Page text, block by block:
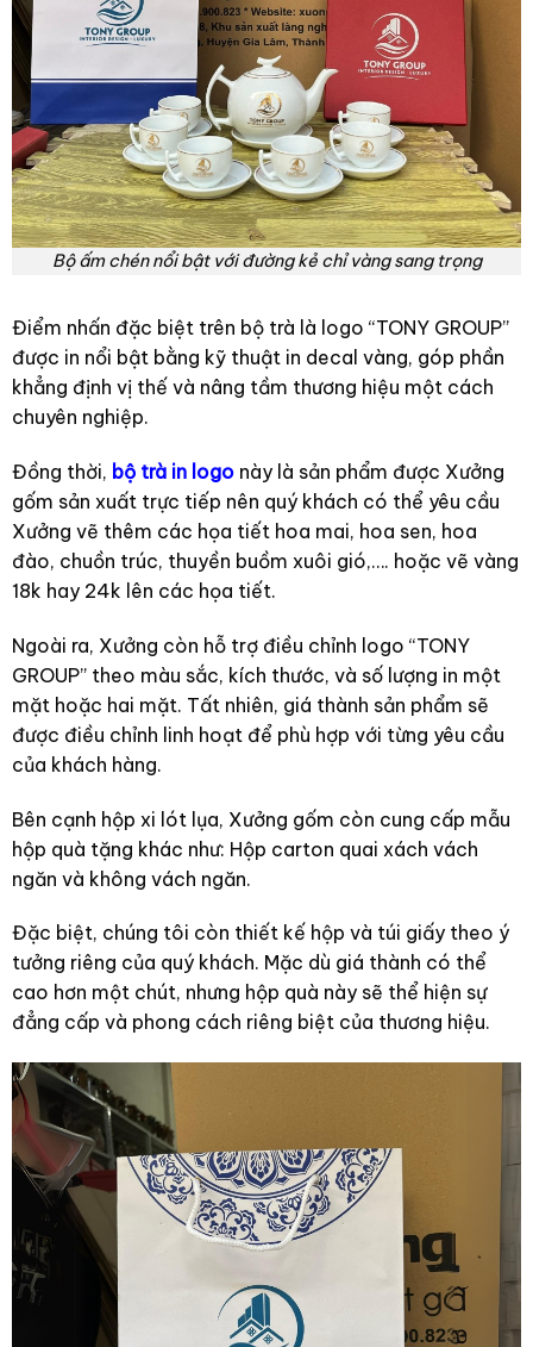
Bộ ấm chén nổi bật với đường kẻ chỉ vàng sang trọng
Điểm nhấn đặc biệt trên bộ trà là logo “TONY GROUP”
được in nổi bật bằng kỹ thuật in decal vàng, góp phần
khẳng định vị thế và nâng tầm thương hiệu một cách
chuyên nghiệp.
Đồng thời, bộ trà in logonày là sản phẩm được Xưởng
gốm sản xuất trực tiếp nên quý khách có thể yêu cầu
Xưởng vẽ thêm các họa tiết hoa mai, hoa sen, hoa
đào, chuồn trúc, thuyền buồm xuôi gió,…. hoặc vẽ vàng
18k hay 24k lên các họa tiết.
Ngoài ra, Xưởng còn hỗ trợ điều chỉnh logo “TONY
GROUP” theo màu sắc, kích thước, và số lượng in một
mặt hoặc hai mặt. Tất nhiên, giá thành sản phẩm sẽ
được điều chỉnh linh hoạt để phù hợp với từng yêu cầu
của khách hàng.
Bên cạnh hộp xi lót lụa, Xưởng gốm còn cung cấp mẫu
hộp quà tặng khác như: Hộp carton quai xách vách
ngăn và không vách ngăn.
Đặc biệt, chúng tôi còn thiết kế hộp và túi giấy theo ý
tưởng riêng của quý khách. Mặc dù giá thành có thể
cao hơn một chút, nhưng hộp quà này sẽ thể hiện sự
đẳng cấp và phong cách riêng biệt của thương hiệu.